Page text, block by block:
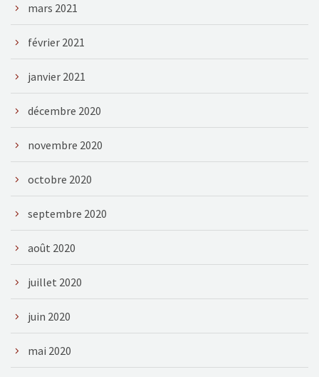
mars 2021
février 2021
janvier 2021
décembre 2020
novembre 2020
octobre 2020
septembre 2020
août 2020
juillet 2020
juin 2020
mai 2020